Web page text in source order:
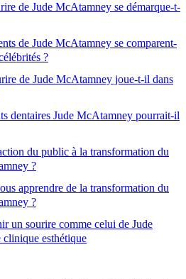
de Jude McAtamney se démarque-t-
de Jude McAtamney se comparent-
?
de Jude McAtamney joue-t-il dans
dentaires Jude McAtamney pourrait-il
du public à la transformation du
?
apprendre de la transformation du
?
un sourire comme celui de Jude
esthétique